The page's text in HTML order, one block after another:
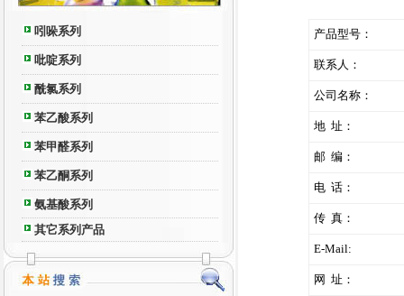
吲哚系列
吡啶系列
酰氯系列
苯乙酸系列
苯甲醛系列
苯乙酮系列
氨基酸系列
其它系列产品
产品型号：
联系人：
公司名称：
地 址：
邮 编：
电 话：
传 真：
E-Mail:
网 址：